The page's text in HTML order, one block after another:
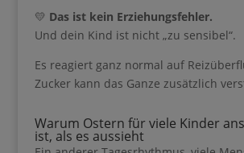
💛 Das ist kein Erziehungsfehler.
Und dein Kind ist nicht „zu sensibel“.
Es reagiert ganz normal auf
Zucker kann das Ganze zusätzlich
Warum Ostern für viele Kinder
ist, als es aussieht
Ein anderer Tagesrhythmus, viele
Bitte versuchen Sie es erneut.